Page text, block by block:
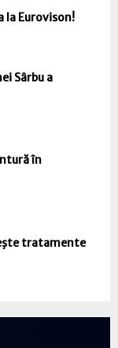
la Eurovison!
Sârbu a
în
tratamente